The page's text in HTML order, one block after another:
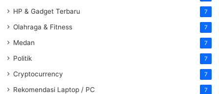
HP & Gadget Terbaru 7
Olahraga & Fitness 7
Medan 7
Politik 7
Cryptocurrency 7
Rekomendasi Laptop / PC 7